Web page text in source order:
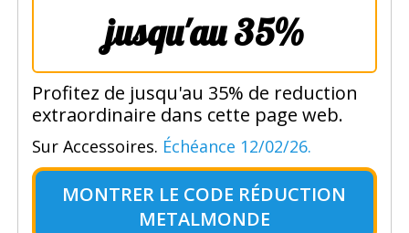
jusqu'au 35%
Profitez de jusqu'au 35% de reduction
extraordinaire dans cette page web.
Sur Accessoires. Échéance 12/02/26.
MONTRER LE CODE RÉDUCTION
METALMONDE